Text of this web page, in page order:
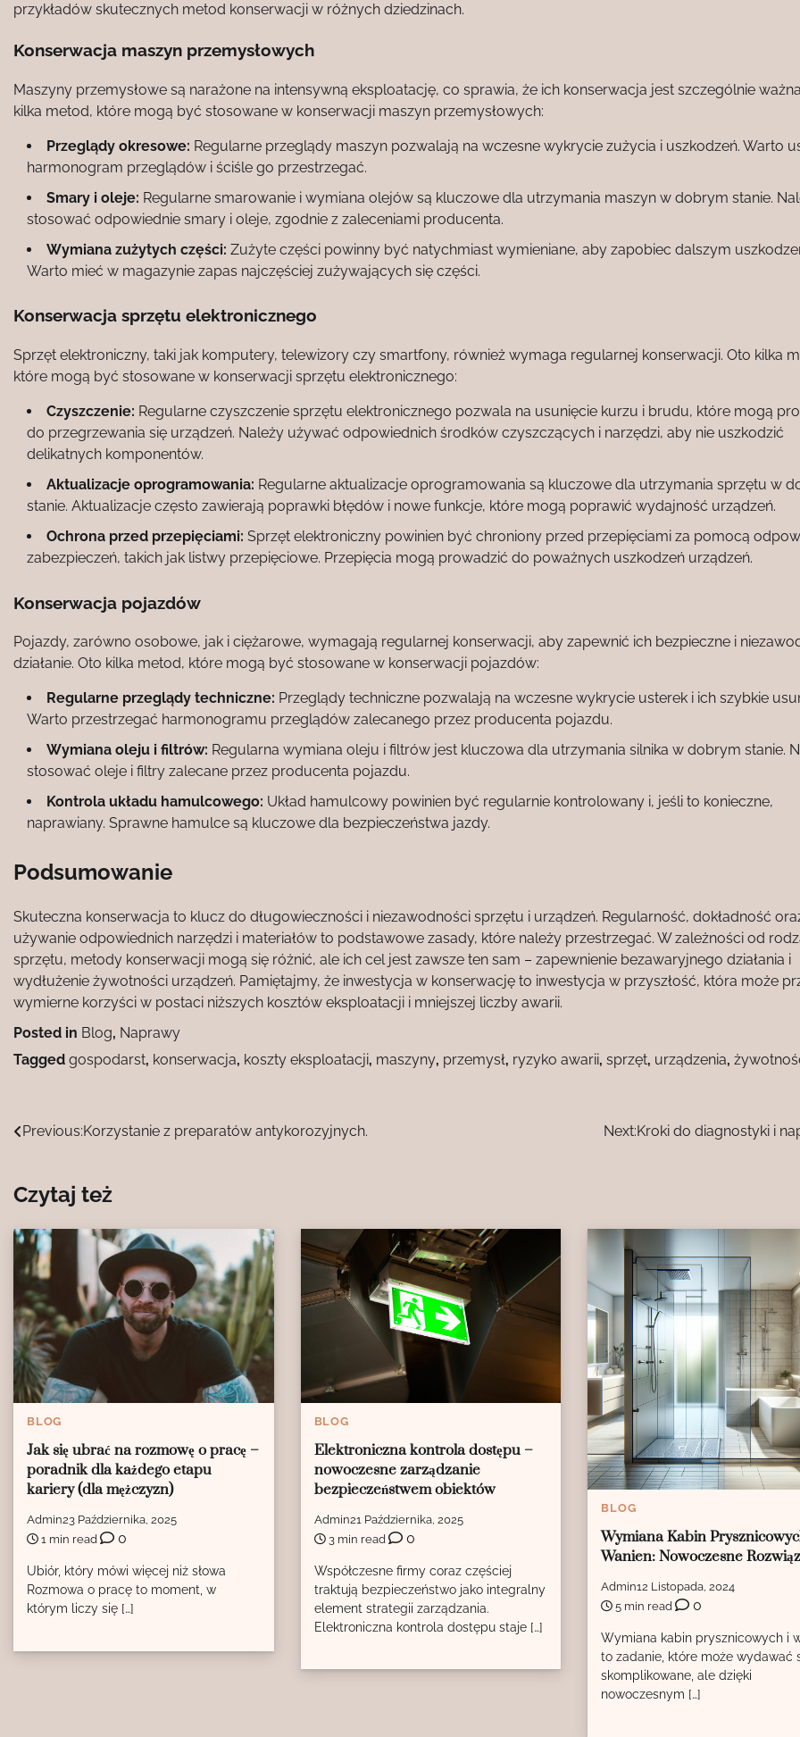
przykładów skutecznych metod konserwacji w różnych dziedzinach.
Konserwacja maszyn przemysłowych
Maszyny przemysłowe są narażone na intensywną eksploatację, co sprawia, że ich konserwacja jest szczególnie
kilka metod, które mogą być stosowane w konserwacji maszyn przemysłowych:
Przeglądy okresowe: Regularne przeglądy maszyn pozwalają na wczesne wykrycie zużycia i uszkodzeń. Warto
harmonogram przeglądów i ściśle go przestrzegać.
Smary i oleje: Regularne smarowanie i wymiana olejów są kluczowe dla utrzymania maszyn w dobrym stanie.
stosować odpowiednie smary i oleje, zgodnie z zaleceniami producenta.
Wymiana zużytych części: Zużyte części powinny być natychmiast wymieniane, aby zapobiec dalszym
Warto mieć w magazynie zapas najczęściej zużywających się części.
Konserwacja sprzętu elektronicznego
Sprzęt elektroniczny, taki jak komputery, telewizory czy smartfony, również wymaga regularnej konserwacji. Oto kilka
które mogą być stosowane w konserwacji sprzętu elektronicznego:
Czyszczenie: Regularne czyszczenie sprzętu elektronicznego pozwala na usunięcie kurzu i brudu, które mogą
do przegrzewania się urządzeń. Należy używać odpowiednich środków czyszczących i narzędzi, aby nie uszkodzić
delikatnych komponentów.
Aktualizacje oprogramowania: Regularne aktualizacje oprogramowania są kluczowe dla utrzymania sprzętu w
stanie. Aktualizacje często zawierają poprawki błędów i nowe funkcje, które mogą poprawić wydajność urządzeń.
Ochrona przed przepięciami: Sprzęt elektroniczny powinien być chroniony przed przepięciami za pomocą
zabezpieczeń, takich jak listwy przepięciowe. Przepięcia mogą prowadzić do poważnych uszkodzeń urządzeń.
Konserwacja pojazdów
Pojazdy, zarówno osobowe, jak i ciężarowe, wymagają regularnej konserwacji, aby zapewnić ich bezpieczne i
działanie. Oto kilka metod, które mogą być stosowane w konserwacji pojazdów:
Regularne przeglądy techniczne: Przeglądy techniczne pozwalają na wczesne wykrycie usterek i ich szybkie
Warto przestrzegać harmonogramu przeglądów zalecanego przez producenta pojazdu.
Wymiana oleju i filtrów: Regularna wymiana oleju i filtrów jest kluczowa dla utrzymania silnika w dobrym stanie.
stosować oleje i filtry zalecane przez producenta pojazdu.
Kontrola układu hamulcowego: Układ hamulcowy powinien być regularnie kontrolowany i, jeśli to konieczne,
naprawiany. Sprawne hamulce są kluczowe dla bezpieczeństwa jazdy.
Podsumowanie
Skuteczna konserwacja to klucz do długowieczności i niezawodności sprzętu i urządzeń. Regularność, dokładność
używanie odpowiednich narzędzi i materiałów to podstawowe zasady, które należy przestrzegać. W zależności od
sprzętu, metody konserwacji mogą się różnić, ale ich cel jest zawsze ten sam – zapewnienie bezawaryjnego działania i
wydłużenie żywotności urządzeń. Pamiętajmy, że inwestycja w konserwację to inwestycja w przyszłość, która może
wymierne korzyści w postaci niższych kosztów eksploatacji i mniejszej liczby awarii.
Posted in Blog, Naprawy
Tagged gospodarst, konserwacja, koszty eksploatacji, maszyny, przemysł, ryzyko awarii, sprzęt, urządzenia,
Nawigacja
Previous:Korzystanie z preparatów antykorozyjnych. Next:Kroki do diagnostyki i
Czytaj też
BLOG
Jak się ubrać na rozmowę o pracę –
poradnik dla każdego etapu
kariery (dla mężczyzn)
Admin23 Października, 2025
1 min read
0
Ubiór, który mówi więcej niż słowa
Rozmowa o pracę to moment, w
którym liczy się […]
BLOG
Elektroniczna kontrola dostępu –
nowoczesne zarządzanie
bezpieczeństwem obiektów
Admin21 Października, 2025
3 min read
0
Współczesne firmy coraz częściej
traktują bezpieczeństwo jako integralny
element strategii zarządzania.
Elektroniczna kontrola dostępu staje […]
BLOG
Wymiana Kabin
Wanien: Nowoczesne
Admin12 Listopada, 2024
5 min read
0
Wymiana kabin prysznicowych i
to zadanie, które może wydawać
skomplikowane, ale dzięki
nowoczesnym […]